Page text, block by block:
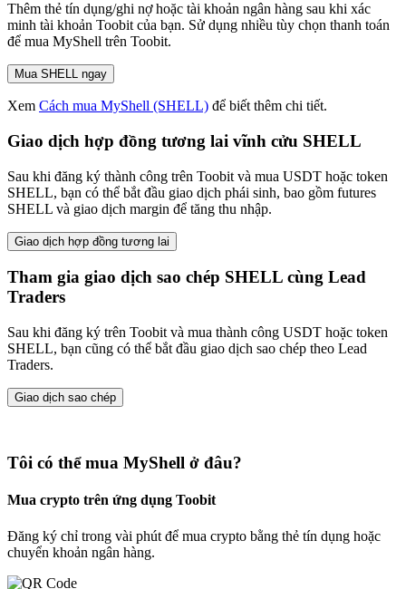
Thêm thẻ tín dụng/ghi nợ hoặc tài khoản ngân hàng sau khi xác
minh tài khoản Toobit của bạn. Sử dụng nhiều tùy chọn thanh toán
để mua MyShell trên Toobit.
Mua SHELL ngay
Xem Cách mua MyShell (SHELL) để biết thêm chi tiết.
Giao dịch hợp đồng tương lai vĩnh cửu SHELL
Sau khi đăng ký thành công trên Toobit và mua USDT hoặc token
SHELL, bạn có thể bắt đầu giao dịch phái sinh, bao gồm futures
SHELL và giao dịch margin để tăng thu nhập.
Giao dịch hợp đồng tương lai
Tham gia giao dịch sao chép SHELL cùng Lead
Traders
Sau khi đăng ký trên Toobit và mua thành công USDT hoặc token
SHELL, bạn cũng có thể bắt đầu giao dịch sao chép theo Lead
Traders.
Giao dịch sao chép
Tôi có thể mua MyShell ở đâu?
Mua crypto trên ứng dụng Toobit
Đăng ký chỉ trong vài phút để mua crypto bằng thẻ tín dụng hoặc
chuyển khoản ngân hàng.